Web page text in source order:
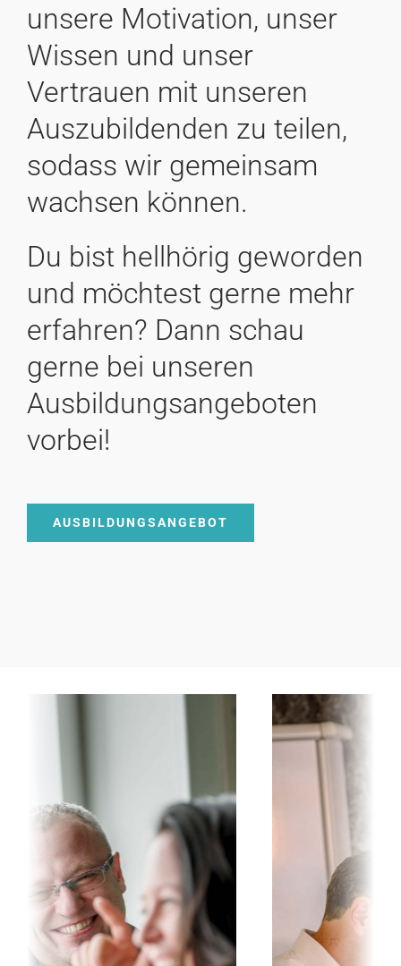
unsere Motivation, unser
Wissen und unser
Vertrauen mit unseren
Auszubildenden zu teilen,
sodass wir gemeinsam
wachsen können.
Du bist hellhörig geworden
und möchtest gerne mehr
erfahren? Dann schau
gerne bei unseren
Ausbildungsangeboten
vorbei!
AUSBILDUNGSANGEBOT